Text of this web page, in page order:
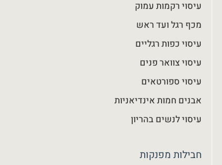
עיסוי רקמות עמוק
מכף רגל ועד ראש
עיסוי כפות רגליים
עיסוי צוואר פנים
עיסוי ספורטאים
אבנים חמות אינדיאניות
עיסוי לנשים בהריון
חבילות מפנקות